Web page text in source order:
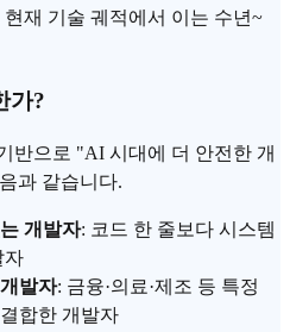
재 기술 궤적에서 이는 수년~
가?
반으로 "AI 시대에 더 안전한 개
과 같습니다.
개발자: 코드 한 줄보다 시스템
자
발자: 금융·의료·제조 등 특정
합한 개발자